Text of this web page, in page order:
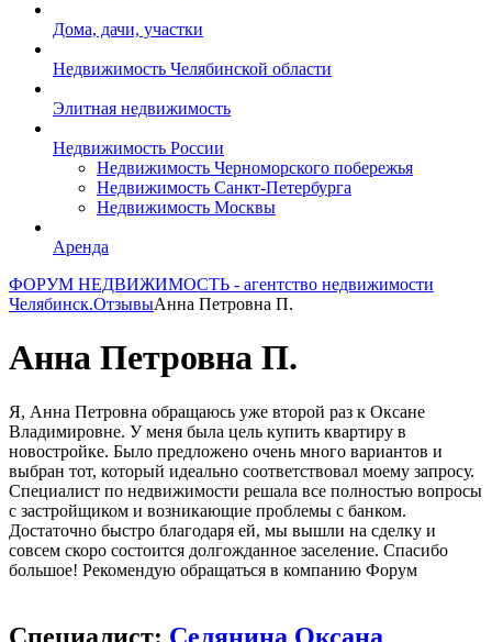
Дома, дачи, участки
Недвижимость Челябинской области
Элитная недвижимость
Недвижимость России
Недвижимость Черноморского побережья
Недвижимость Санкт-Петербурга
Недвижимость Москвы
Аренда
ФОРУМ НЕДВИЖИМОСТЬ - агентство недвижимости
Челябинск.ОтзывыАнна Петровна П.
Анна Петровна П.
Я, Анна Петровна обращаюсь уже второй раз к Оксане
Владимировне. У меня была цель купить квартиру в
новостройке. Было предложено очень много вариантов и
выбран тот, который идеально соответствовал моему запросу.
Специалист по недвижимости решала все полностью вопросы
с застройщиком и возникающие проблемы с банком.
Достаточно быстро благодаря ей, мы вышли на сделку и
совсем скоро состоится долгожданное заселение. Спасибо
большое! Рекомендую обращаться в компанию Форум
Специалист: Селянина Оксана